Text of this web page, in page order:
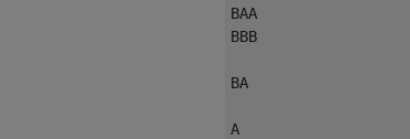
BAA
BBB
BA
A